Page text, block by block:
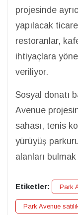
projesinde
yapılacak
restoranlar,
ihtiyaçlara
veriliyor.
Sosyal donatı
Avenue
sahası, tenis
yürüyüş
alanları
Etiketler: Park
Park Avenue